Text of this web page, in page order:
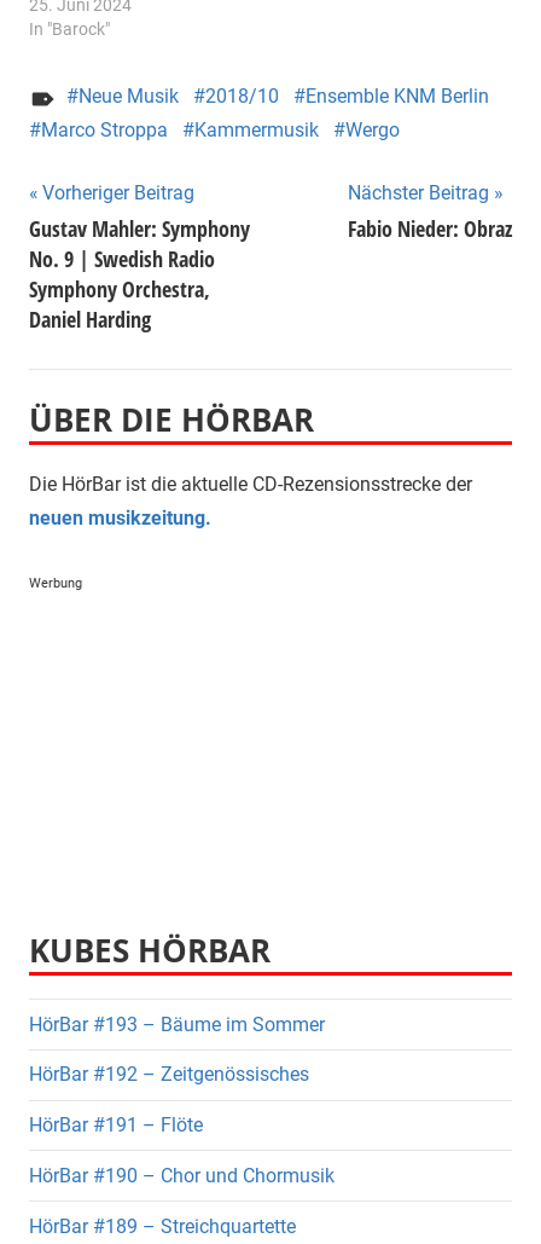
25. Juni 2024
In "Barock"
Neue Musik 2018/10
Ensemble KNM Berlin
Marco Stroppa
Kammermusik Wergo
Beitragsnavigation
Vorheriger Beitrag
Gustav Mahler: Symphony
No. 9 | Swedish Radio
Symphony Orchestra,
Daniel Harding
Nächster Beitrag
Fabio Nieder: Obraz
ÜBER DIE HÖRBAR
Die HörBar ist die aktuelle CD-Rezensionsstrecke der
neuen musikzeitung.
Werbung
KUBES HÖRBAR
HörBar #193 – Bäume im Sommer
HörBar #192 – Zeitgenössisches
HörBar #191 – Flöte
HörBar #190 – Chor und Chormusik
HörBar #189 – Streichquartette